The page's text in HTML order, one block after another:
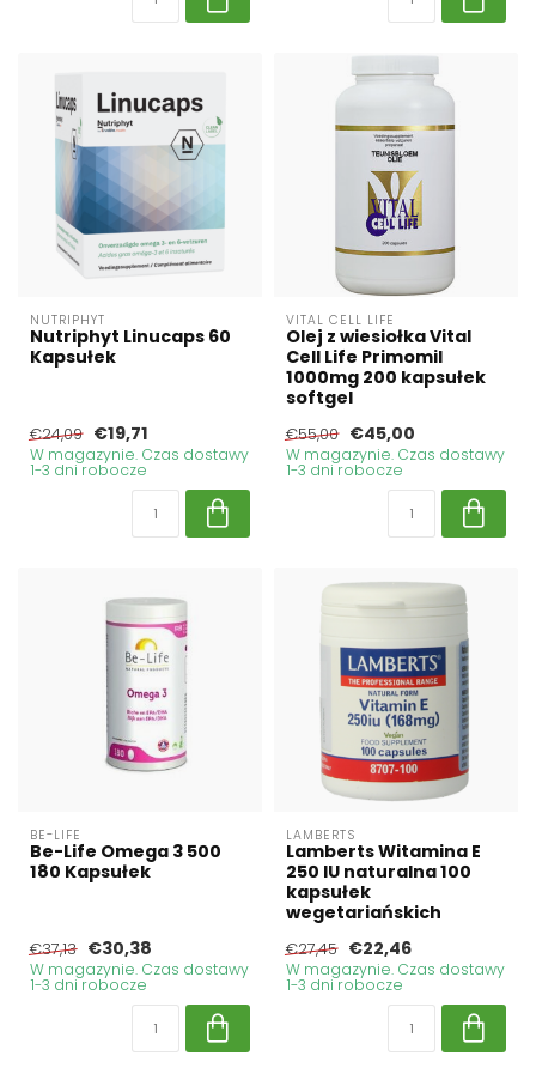
NUTRIPHYT
Nutriphyt Linucaps 60
Kapsułek
€24,09 €19,71
W magazynie. Czas dostawy
1-3 dni robocze
VITAL CELL LIFE
Olej z wiesiołka Vital
Cell Life Primomil
1000mg 200 kapsułek
softgel
€55,00 €45,00
W magazynie. Czas dostawy
1-3 dni robocze
BE-LIFE
Be-Life Omega 3 500
180 Kapsułek
€37,13 €30,38
W magazynie. Czas dostawy
1-3 dni robocze
LAMBERTS
Lamberts Witamina E
250 IU naturalna 100
kapsułek
wegetariańskich
€27,45 €22,46
W magazynie. Czas dostawy
1-3 dni robocze